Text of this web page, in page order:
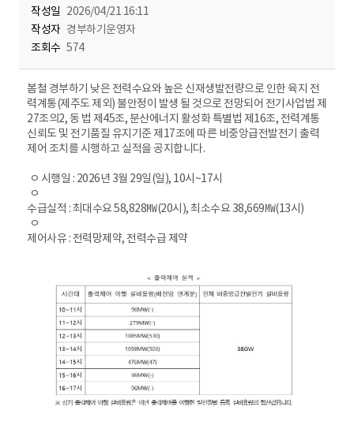
작성일 2026/04/21 16:11
작성자 경부하기운영자
조회수 574
봄철 경부하기 낮은 전력수요와 높은 신재생발전량으로 인한 육지 전
력계통(제주도 제외) 불안정이 발생 될 것으로 전망되어 전기사업법 제
27조의2, 동 법 제45조, 분산에너지 활성화 특별법 제16조, 전력계통
신뢰도 및 전기품질 유지기준 제17조에 따른 비중앙급전발전기 출력
제어 조치를 시행하고 실적을 공지합니다.
ㅇ 시행일 : 2026년 3월 29일(일), 10시~17시
ㅇ
수급실적 : 최대수요 58,828㎿(20시), 최소수요 38,669㎿(13시)
ㅇ
제어사유 : 전력망제약, 전력수급 제약